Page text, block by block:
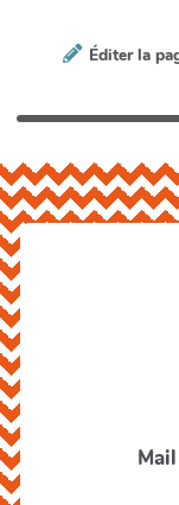
Éditer la
Mail